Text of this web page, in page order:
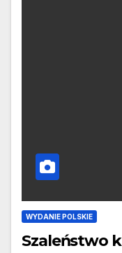
WYDANIE POLSKIE
Szaleństwo